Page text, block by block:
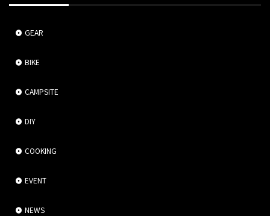
GEAR
BIKE
CAMPSITE
DIY
COOKING
EVENT
NEWS